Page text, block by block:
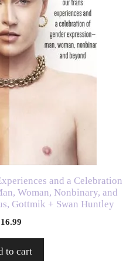
and a Celebration
Woman, Nonbinary, and
Gottmik + Swan Huntley
16.99
to cart